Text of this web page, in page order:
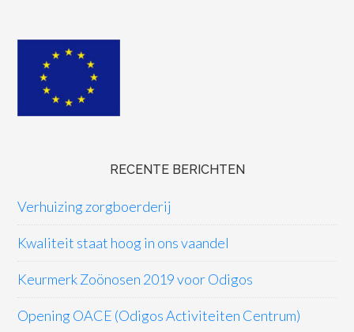
RECENTE BERICHTEN
Verhuizing zorgboerderij
Kwaliteit staat hoog in ons vaandel
Keurmerk Zoönosen 2019 voor Odigos
Opening OACE (Odigos Activiteiten Centrum)